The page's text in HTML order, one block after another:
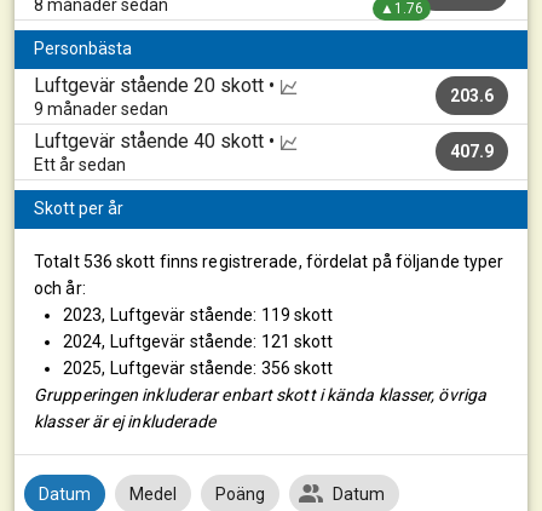
8 månader sedan ▲1.76
Personbästa
Luftgevär stående 20 skott •
9 månader sedan
203.6
Luftgevär stående 40 skott •
Ett år sedan
407.9
Skott per år
Totalt 536 skott finns registrerade, fördelat på följande typer
och år:
2023, Luftgevär stående: 119 skott
2024, Luftgevär stående: 121 skott
2025, Luftgevär stående: 356 skott
Grupperingen inkluderar enbart skott i kända klasser, övriga
klasser är ej inkluderade
Datum Medel Poäng Datum